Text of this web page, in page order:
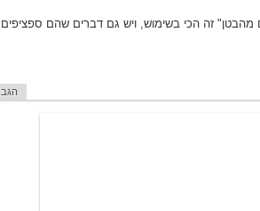
זה הכי בשימוש, ויש גם דברים שהם ספציפים
הגב